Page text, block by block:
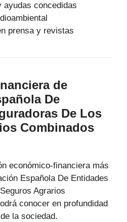
ayudas concedidas
prensa y revistas
de
De
De Los
Combinados
económico-financiera más
Española De Entidades
Agrarios
conocer en profundidad
la sociedad.